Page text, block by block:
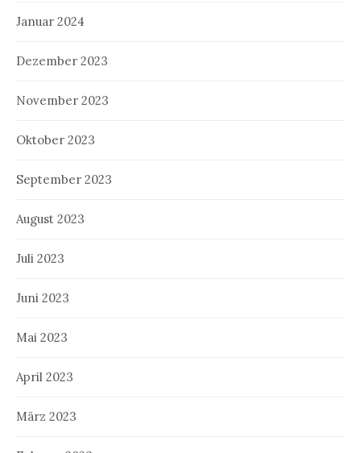
Januar 2024
Dezember 2023
November 2023
Oktober 2023
September 2023
August 2023
Juli 2023
Juni 2023
Mai 2023
April 2023
März 2023